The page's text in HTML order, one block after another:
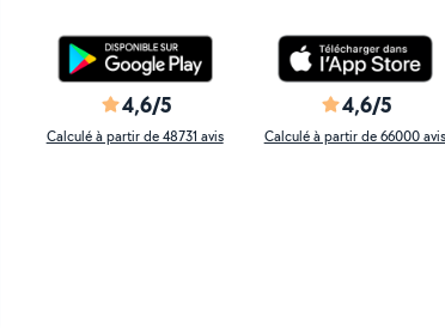
4,6/5
Calculé à partir de 48731 avis
4,6/5
Calculé à partir de 66000 avis